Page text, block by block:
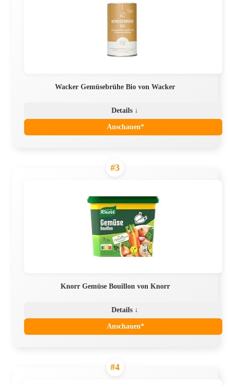
Wacker Gemüsebrühe Bio von Wacker
Details ↓
Anschauen*
#3
Knorr Gemüse Bouillon von Knorr
Details ↓
Anschauen*
#4